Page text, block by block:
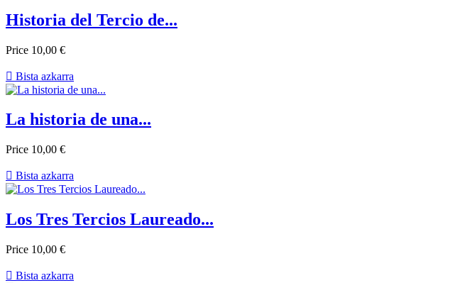
Historia del Tercio de...
Price 10,00 €
 Bista azkarra
La historia de una...
Price 10,00 €
 Bista azkarra
Los Tres Tercios Laureado...
Price 10,00 €
 Bista azkarra